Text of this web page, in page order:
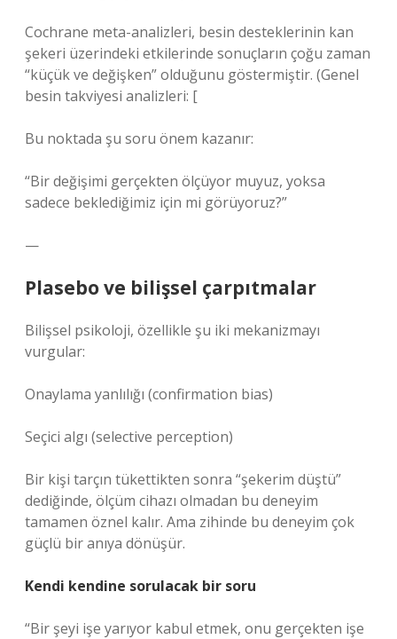
Cochrane meta-analizleri, besin desteklerinin kan
şekeri üzerindeki etkilerinde sonuçların çoğu zaman
“küçük ve değişken” olduğunu göstermiştir. (Genel
besin takviyesi analizleri: [
Bu noktada şu soru önem kazanır:
“Bir değişimi gerçekten ölçüyor muyuz, yoksa
sadece beklediğimiz için mi görüyoruz?”
—
Plasebo ve bilişsel çarpıtmalar
Bilişsel psikoloji, özellikle şu iki mekanizmayı
vurgular:
Onaylama yanlılığı (confirmation bias)
Seçici algı (selective perception)
Bir kişi tarçın tükettikten sonra “şekerim düştü”
dediğinde, ölçüm cihazı olmadan bu deneyim
tamamen öznel kalır. Ama zihinde bu deneyim çok
güçlü bir anıya dönüşür.
Kendi kendine sorulacak bir soru
“Bir şeyi işe yarıyor kabul etmek, onu gerçekten işe